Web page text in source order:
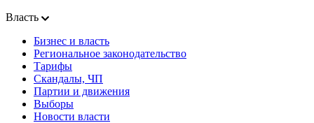
Власть
Бизнес и власть
Региональное законодательство
Тарифы
Скандалы, ЧП
Партии и движения
Выборы
Новости власти